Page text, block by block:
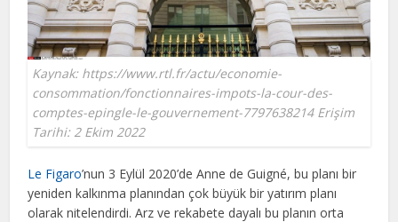
Kaynak: https://www.rtl.fr/actu/economie-
consommation/fonctionnaires-impots-la-cour-des-
comptes-epingle-le-gouvernement-7797638214 Erişim
Tarihi: 2 Ekim 2022
Le Figaro’nun 3 Eylül 2020’de Anne de Guigné, bu planı bir
yeniden kalkınma planından çok büyük bir yatırım planı
olarak nitelendirdi. Arz ve rekabete dayalı bu planın orta